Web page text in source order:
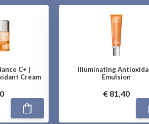
C+ |
Cream
Illuminating
Emulsion
€ 81,40